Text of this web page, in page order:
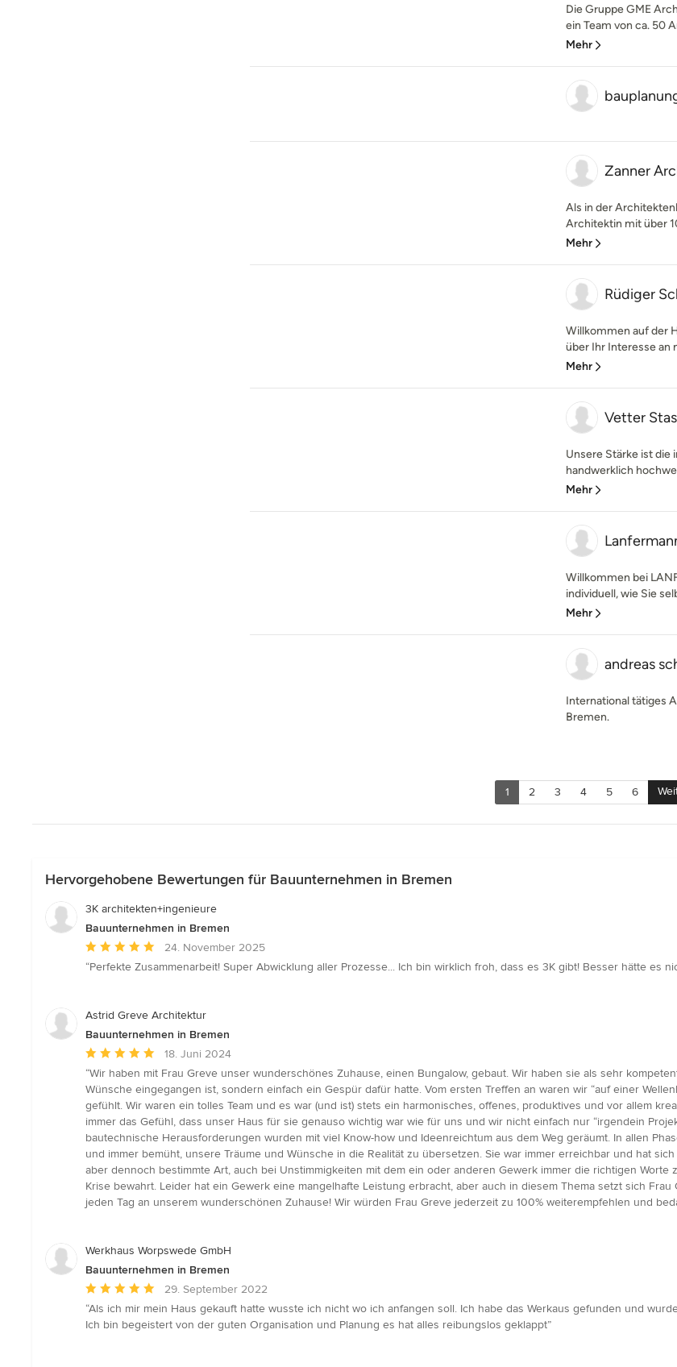
Die Gruppe GME
ein Team von ca. 50
Mehr
Zanner
Als in der
Architektin mit über
Mehr
Rüdiger
Willkommen auf der
über Ihr Interesse an
Mehr
Vetter
Unsere Stärke ist die
handwerklich
Mehr
Willkommen bei
individuell, wie Sie
Mehr
andreas
International tätiges
Bremen.
1 2 3 4 5 6
Hervorgehobene Bewertungen für Bauunternehmen in Bremen
3K architekten+ingenieure
Bauunternehmen in Bremen
Durchschnittliche
Bewertung:
5
24. November 2025
“Perfekte Zusammenarbeit! Super Abwicklung aller Prozesse... Ich bin wirklich froh, dass es 3K gibt! Besser hätte es
Astrid Greve Architektur
Bauunternehmen in Bremen
Durchschnittliche
Bewertung:
5
von
5
Sternen
18. Juni 2024
“Wir haben mit Frau Greve unser wunderschönes Zuhause, einen Bungalow, gebaut. Wir haben sie als sehr
Wünsche eingegangen ist, sondern einfach ein Gespür dafür hatte. Vom ersten Treffen an waren wir “auf einer
gefühlt. Wir waren ein tolles Team und es war (und ist) stets ein harmonisches, offenes, produktives und vor allem
immer das Gefühl, dass unser Haus für sie genauso wichtig war wie für uns und wir nicht einfach nur “irgendein
bautechnische Herausforderungen wurden mit viel Know-how und Ideenreichtum aus dem Weg geräumt. In allen
und immer bemüht, unsere Träume und Wünsche in die Realität zu übersetzen. Sie war immer erreichbar und hat
aber dennoch bestimmte Art, auch bei Unstimmigkeiten mit dem ein oder anderen Gewerk immer die richtigen
Krise bewahrt. Leider hat ein Gewerk eine mangelhafte Leistung erbracht, aber auch in diesem Thema setzt sich
jeden Tag an unserem wunderschönen Zuhause! Wir würden Frau Greve jederzeit zu 100% weiterempfehlen und
Werkhaus Worpswede GmbH
Bauunternehmen in Bremen
Durchschnittliche
Bewertung:
5
29. September 2022
“Als ich mir mein Haus gekauft hatte wusste ich nicht wo ich anfangen soll. Ich habe das Werkaus gefunden und
Ich bin begeistert von der guten Organisation und Planung es hat alles reibungslos geklappt”